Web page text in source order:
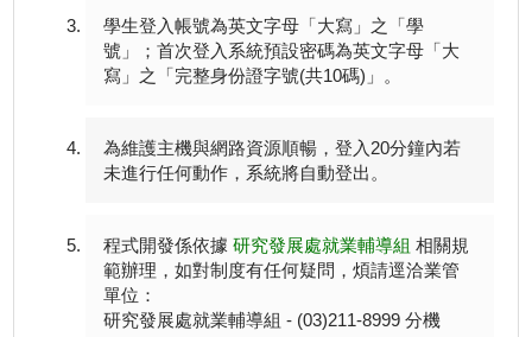
學生登入帳號為英文字母「大寫 」之「學
號 」；首次登入系統預設密碼為英文字母「大
寫 」之「完整身份證字號(共10碼) 」。
為維護主機與網路資源順暢，登入20分鐘內若
未進行任何動作，系統將自動登出。
程式開發係依據研究發展處就業輔導組 相關規
範辦理，如對制度有任何疑問，煩請逕洽業管
單位：
研究發展處就業輔導組 - (03)211-8999 分機